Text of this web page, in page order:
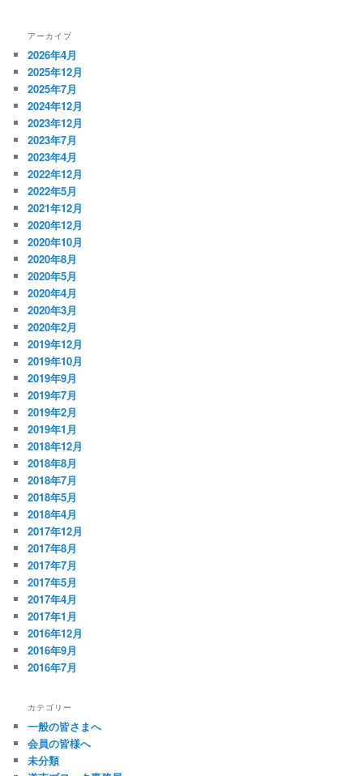
アーカイブ
2026年4月
2025年12月
2025年7月
2024年12月
2023年12月
2023年7月
2023年4月
2022年12月
2022年5月
2021年12月
2020年12月
2020年10月
2020年8月
2020年5月
2020年4月
2020年3月
2020年2月
2019年12月
2019年10月
2019年9月
2019年7月
2019年2月
2019年1月
2018年12月
2018年8月
2018年7月
2018年5月
2018年4月
2017年12月
2017年8月
2017年7月
2017年5月
2017年4月
2017年1月
2016年12月
2016年9月
2016年7月
カテゴリー
一般の皆さまへ
会員の皆様へ
未分類